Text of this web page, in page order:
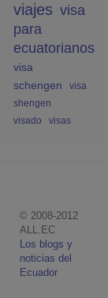
viajes visa
para
ecuatorianos
visa
schengen
visa
shengen
visado
visas
© 2008-2012
ALL.EC
Los blogs y
noticias del
Ecuador